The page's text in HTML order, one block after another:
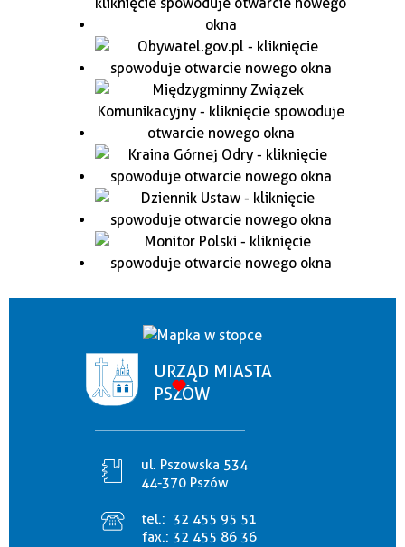
URZĄD MIASTA
PSZÓW
ul. Pszowska 534
44-370 Pszów
tel.: 32 455 95 51
fax.: 32 455 86 36